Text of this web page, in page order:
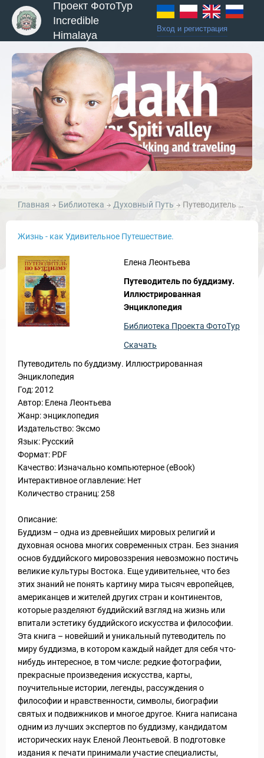
Проект ФотоТур
Incredible
Himalaya
Вход и регистрация
Главная Библиотека Духовный Путь Путеводитель по буддизму. Иллюстрированная Энциклопедия
Жизнь - как Удивительное Путешествие.
Елена Леонтьева
Путеводитель по буддизму.
Иллюстрированная
Энциклопедия
Библиотека Проекта ФотоТур
Скачать
Путеводитель по буддизму. Иллюстрированная
Энциклопедия
Год: 2012
Автор: Елена Леонтьева
Жанр: энциклопедия
Издательство: Эксмо
Язык: Русский
Формат: PDF
Качество: Изначально компьютерное (eBook)
Интерактивное оглавление: Нет
Количество страниц: 258
Описание:
Буддизм – одна из древнейших мировых религий и
духовная основа многих современных стран. Без знания
основ буддийского мировоззрения невозможно постичь
великие культуры Востока. Еще удивительнее, что без
этих знаний не понять картину мира тысяч европейцев,
американцев и жителей других стран и континентов,
которые разделяют буддийский взгляд на жизнь или
впитали эстетику буддийского искусства и философии.
Эта книга – новейший и уникальный путеводитель по
миру буддизма, в котором каждый найдет для себя что-
нибудь интересное, в том числе: редкие фотографии,
прекрасные произведения искусства, карты,
поучительные истории, легенды, рассуждения о
философии и нравственности, символы, биографии
святых и подвижников и многое другое. Книга написана
одним из лучших экспертов по буддизму, кандидатом
исторических наук Еленой Леонтьевой. В подготовке
издания к печати принимали участие специалисты,